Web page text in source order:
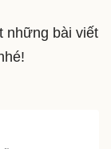
những bài viết